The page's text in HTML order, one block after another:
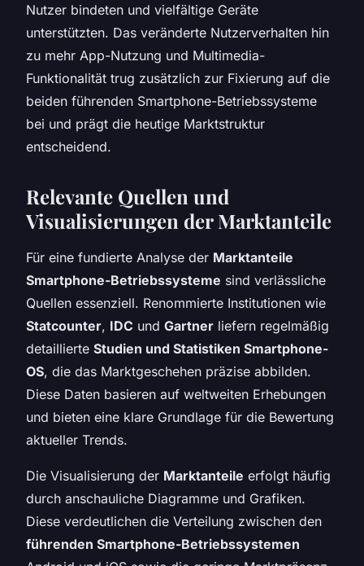
Nutzer bindeten und vielfältige Geräte
unterstützten. Das veränderte Nutzerverhalten hin
zu mehr App-Nutzung und Multimedia-
Funktionalität trug zusätzlich zur Fixierung auf die
beiden führenden Smartphone-Betriebssysteme
bei und prägt die heutige Marktstruktur
entscheidend.
Relevante Quellen und
Visualisierungen der Marktanteile
Für eine fundierte Analyse der Marktanteile
Smartphone-Betriebssysteme sind verlässliche
Quellen essenziell. Renommierte Institutionen wie
Statcounter, IDC und Gartner liefern regelmäßig
detaillierte Studien und Statistiken Smartphone-
OS, die das Marktgeschehen präzise abbilden.
Diese Daten basieren auf weltweiten Erhebungen
und bieten eine klare Grundlage für die Bewertung
aktueller Trends.
Die Visualisierung der Marktanteile erfolgt häufig
durch anschauliche Diagramme und Grafiken.
Diese verdeutlichen die Verteilung zwischen den
führenden Smartphone-Betriebssystemen